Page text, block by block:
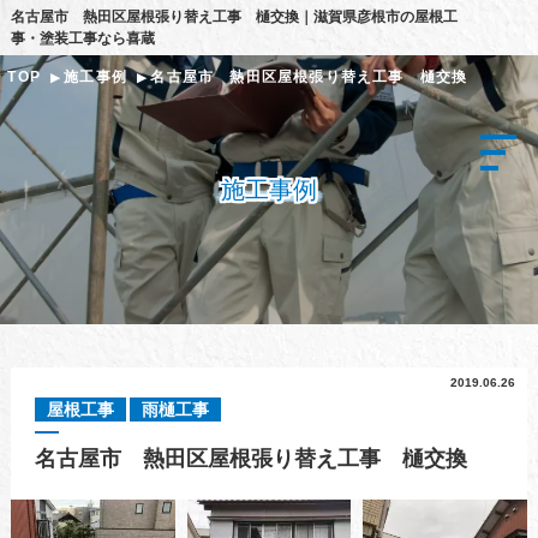
名古屋市 熱田区屋根張り替え工事 樋交換｜滋賀県彦根市の屋根工
事・塗装工事なら喜蔵
TOP 施工事例 名古屋市 熱田区屋根張り替え工事 樋交換
施工事例
2019.06.26
屋根工事 雨樋工事
名古屋市 熱田区屋根張り替え工事 樋交換